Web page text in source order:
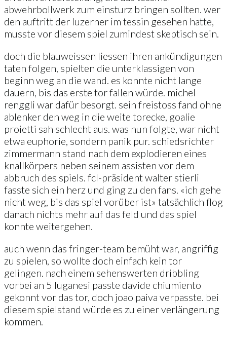
abwehrbollwerk zum einsturz bringen sollten. wer
den auftritt der luzerner im tessin gesehen hatte,
musste vor diesem spiel zumindest skeptisch sein.
doch die blauweissen liessen ihren ankündigungen
taten folgen, spielten die unterklassigen von
beginn weg an die wand. es konnte nicht lange
dauern, bis das erste tor fallen würde. michel
renggli war dafür besorgt. sein freistoss fand ohne
ablenker den weg in die weite torecke, goalie
proietti sah schlecht aus. was nun folgte, war nicht
etwa euphorie, sondern panik pur. schiedsrichter
zimmermann stand nach dem explodieren eines
knallkörpers neben seinem assisten vor dem
abbruch des spiels. fcl-präsident walter stierli
fasste sich ein herz und ging zu den fans. «ich gehe
nicht weg, bis das spiel vorüber ist» tatsächlich flog
danach nichts mehr auf das feld und das spiel
konnte weitergehen.
auch wenn das fringer-team bemüht war, angriffig
zu spielen, so wollte doch einfach kein tor
gelingen. nach einem sehenswerten dribbling
vorbei an 5 luganesi passte davide chiumiento
gekonnt vor das tor, doch joao paiva verpasste. bei
diesem spielstand würde es zu einer verlängerung
kommen.